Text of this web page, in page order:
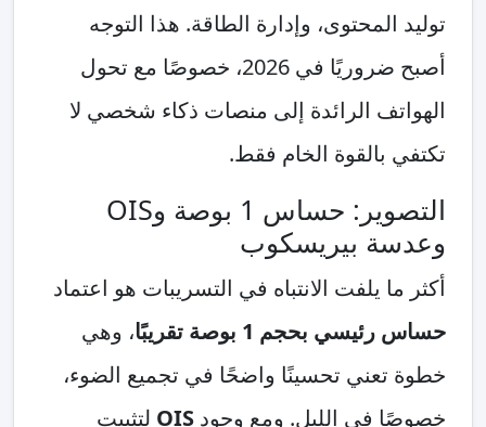
توليد المحتوى، وإدارة الطاقة. هذا التوجه
أصبح ضروريًا في 2026، خصوصًا مع تحول
الهواتف الرائدة إلى منصات ذكاء شخصي لا
تكتفي بالقوة الخام فقط.
التصوير: حساس 1 بوصة وOIS
وعدسة بيريسكوب
أكثر ما يلفت الانتباه في التسريبات هو اعتماد
حساس رئيسي بحجم 1 بوصة تقريبًا
، وهي
خطوة تعني تحسينًا واضحًا في تجميع الضوء،
خصوصًا في الليل. ومع وجود OIS لتثبيت